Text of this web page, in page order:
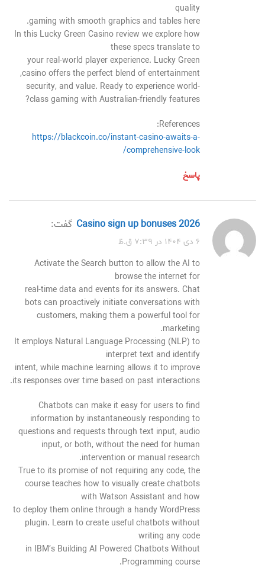
quality
gaming with smooth graphics and tables here.
In this Lucky Green Casino review we explore how
these specs translate to
your real-world player experience. Lucky Green
casino offers the perfect blend of entertainment,
security, and value. Ready to experience world-
class gaming with Australian-friendly features?
References:
https://blackcoin.co/instant-casino-awaits-a-
comprehensive-look/
پاسخ
casino sign up bonuses 2026 گفت:
۶ دی ۱۴۰۴ در ۷:۳۹ ق.ظ
Activate the Search button to allow the AI to
browse the internet for
real-time data and events for its answers. Chat
bots can proactively initiate conversations with
customers, making them a powerful tool for
marketing.
It employs Natural Language Processing (NLP) to
interpret text and identify
intent, while machine learning allows it to improve
its responses over time based on past interactions.
Chatbots can make it easy for users to find
information by instantaneously responding to
questions and requests through text input, audio
input, or both, without the need for human
intervention or manual research.
True to its promise of not requiring any code, the
course teaches how to visually create chatbots
with Watson Assistant and how
to deploy them online through a handy WordPress
plugin. Learn to create useful chatbots without
writing any code
in IBM’s Building AI Powered Chatbots Without
Programming course.